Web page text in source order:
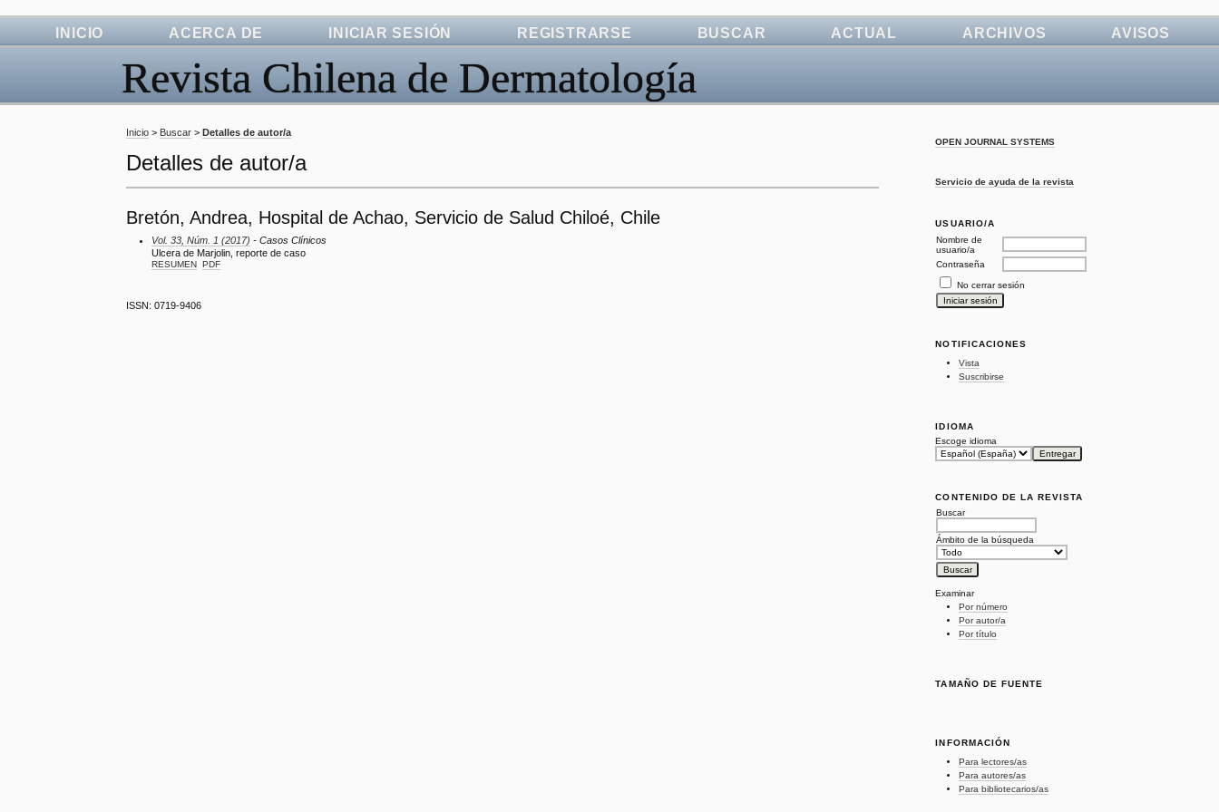
Revista Chilena de Dermatología
OPEN JOURNAL SYSTEMS
Servicio de ayuda de la revista
USUARIO/A
Nombre de
usuario/a
Contraseña
No cerrar sesión
NOTIFICACIONES
Vista
Suscribirse
IDIOMA
Escoge idioma
CONTENIDO DE LA REVISTA
Buscar
Ámbito de la búsqueda
Examinar
Por número
Por autor/a
Por título
TAMAÑO DE FUENTE
INFORMACIÓN
Para lectores/as
Para autores/as
Para bibliotecarios/as
INICIO ACERCA DE INICIAR SESIÓN REGISTRARSE BUSCAR ACTUAL ARCHIVOS AVISOS
Inicio > Buscar >Detalles de autor/a
Detalles de autor/a
Bretón, Andrea, Hospital de Achao, Servicio de Salud Chiloé, Chile
Vol. 33, Núm. 1 (2017) - Casos Clínicos
Ulcera de Marjolin, reporte de caso
RESUMEN PDF
ISSN: 0719-9406